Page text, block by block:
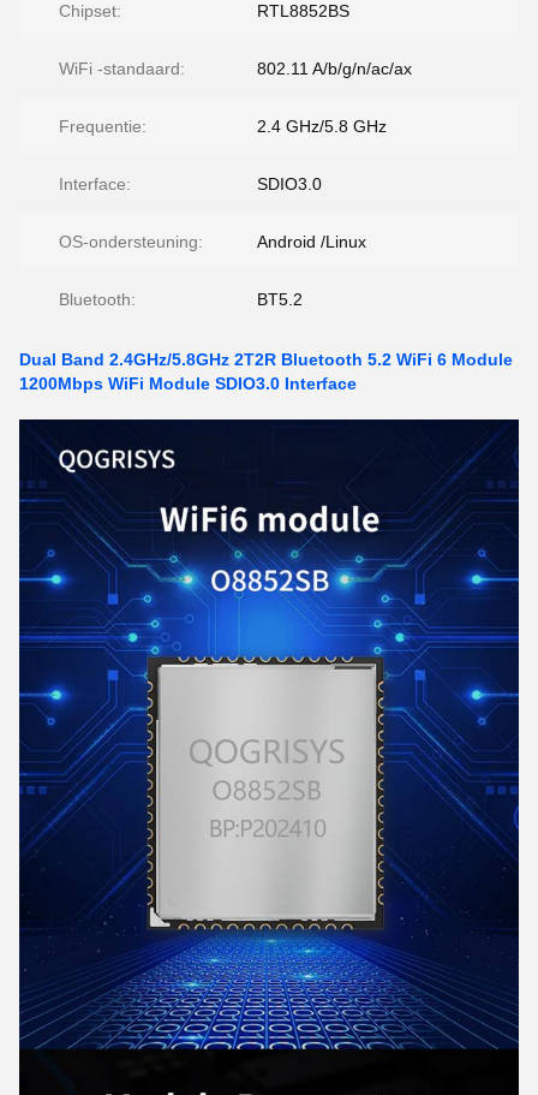
Chipset: RTL8852BS
WiFi -standaard: 802.11 A/b/g/n/ac/ax
Frequentie: 2.4 GHz/5.8 GHz
Interface: SDIO3.0
OS-ondersteuning: Android /Linux
Bluetooth: BT5.2
Dual Band 2.4GHz/5.8GHz 2T2R Bluetooth 5.2 WiFi 6 Module
1200Mbps WiFi Module SDIO3.0 Interface